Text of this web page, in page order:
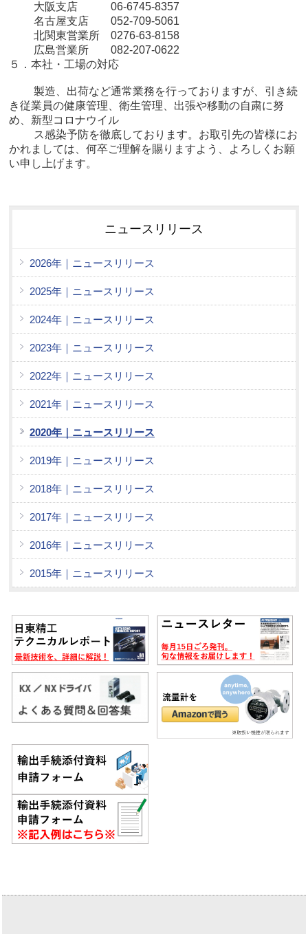
大阪支店 06-6745-8357
名古屋支店 052-709-5061
北関東営業所 0276-63-8158
広島営業所 082-207-0622
５．本社・工場の対応
製造、出荷など通常業務を行っておりますが、引き続
き従業員の健康管理、衛生管理、出張や移動の自粛に努
め、新型コロナウイル
ス感染予防を徹底しておりま す。お取引先の皆様にお
かれましては、何卒ご理解を賜りますよう、よろしくお願
い申し上げます。
ニュースリリース
2026年｜ニュースリリース
2025年｜ニュースリリース
2024年｜ニュースリリース
2023年｜ニュースリリース
2022年｜ニュースリリース
2021年｜ニュースリリース
2020年｜ニュースリリース
2019年｜ニュースリリース
2018年｜ニュースリリース
2017年｜ニュースリリース
2016年｜ニュースリリース
2015年｜ニュースリリース